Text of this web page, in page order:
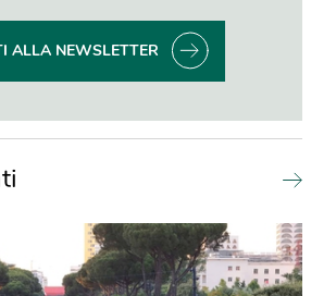
ALLA NEWSLETTER